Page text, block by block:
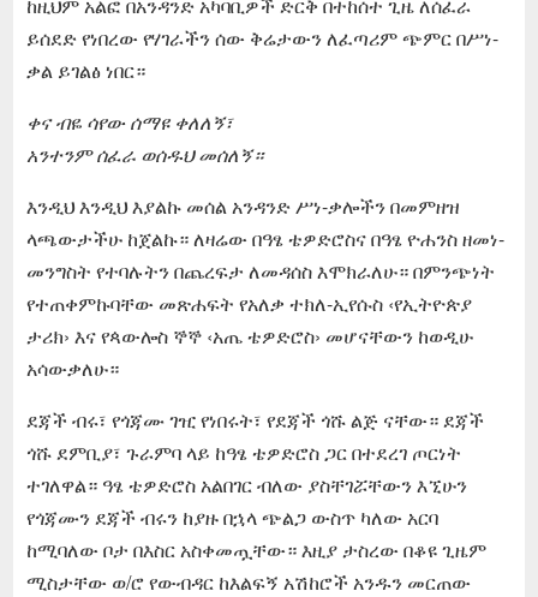
ይሰደድ የነበረው የሃገራችን ሰው ቅሬታውን ለፈጣሪም ጭምር በሥነ-
ቃል ይገልፅ ነበር።
ቀና ብዬ ሳየው ሰማዩ ቀለለኝ፣
አንተንም ሰፈራ ወሰዱህ መሰለኝ።
እንዲህ እንዲህ እያልኩ መሰል አንዳንድ ሥነ-ቃሎችን በመምዘዝ
ላጫውታችሁ ከጀልኩ። ለዛሬው በዓፄ ቴዎድሮስና በዓፄ ዮሐንስ ዘመነ-
መንግስት የተባሉትን በጨረፍታ ለመዳሰስ እሞክራለሁ። በምንጭነት
የተጠቀምኩባቸው መጽሐፍት የአለቃ ተክለ-ኢየሱስ ‹የኢትዮጵያ
ታሪክ› እና የጳውሎስ ኞኞ ‹አጤ ቴዎድሮስ› መሆናቸውን ከወዲሁ
አሳውቃለሁ።
ደጃች ብሩ፣ የጎጃሙ ገዢ የነበሩት፣ የደጃች ጎሹ ልጅ ናቸው። ደጃች
ጎሹ ደምቢያ፣ ጉራምባ ላይ ከዓፄ ቴዎድሮስ ጋር በተደረገ ጦርነት
ተገለዋል። ዓፄ ቴዎድሮስ አልበገር ብለው ያስቸገሯቸውን እኚሁን
የጎጃሙን ደጃች ብሩን ከያዙ በኋላ ጭልጋ ውስጥ ካለው አርባ
ከሚባለው ቦታ በእስር አስቀመጧቸው። እዚያ ታስረው በቆዩ ጊዜም
ሚስታቸው ወ/ሮ የውብዳር ከእልፍኝ አሽከሮች አንዱን መርጠው